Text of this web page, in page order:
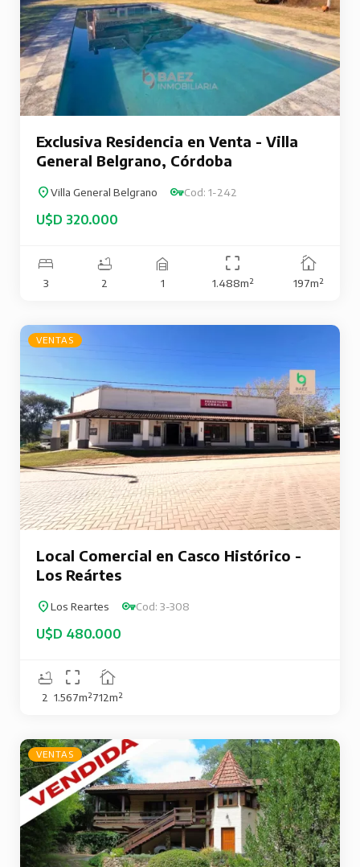
Exclusiva Residencia en Venta - Villa
General Belgrano, Córdoba
Villa General Belgrano Cod: 1-242
U$D 320.000
3 2 1 1.488m² 197m²
VENTAS
Local Comercial en Casco Histórico -
Los Reártes
Los Reartes Cod: 3-308
U$D 480.000
2 1.567m²712m²
VENTAS